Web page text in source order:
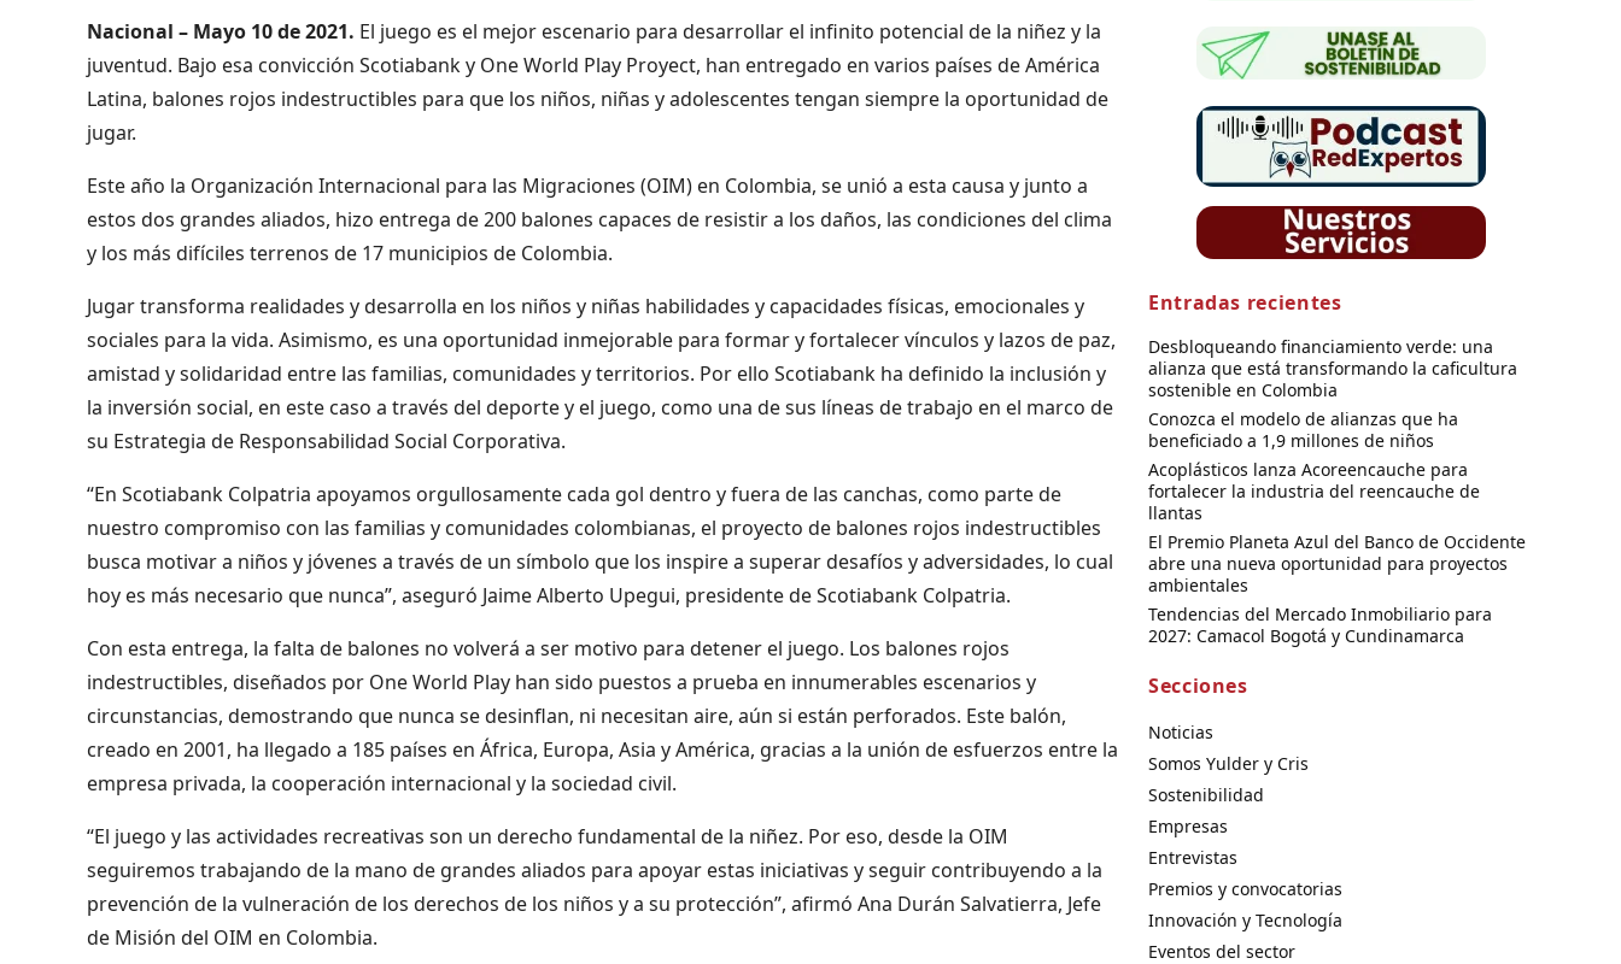
Nacional – Mayo 10 de 2021. El juego es el mejor escenario para desarrollar el infinito potencial de la niñez y la
juventud. Bajo esa convicción Scotiabank y One World Play Proyect, han entregado en varios países de América
Latina, balones rojos indestructibles para que los niños, niñas y adolescentes tengan siempre la oportunidad de
jugar.
Este año la Organización Internacional para las Migraciones (OIM) en Colombia, se unió a esta causa y junto a
estos dos grandes aliados, hizo entrega de 200 balones capaces de resistir a los daños, las condiciones del clima
y los más difíciles terrenos de 17 municipios de Colombia.
Jugar transforma realidades y desarrolla en los niños y niñas habilidades y capacidades físicas, emocionales y
sociales para la vida. Asimismo, es una oportunidad inmejorable para formar y fortalecer vínculos y lazos de paz,
amistad y solidaridad entre las familias, comunidades y territorios. Por ello Scotiabank ha definido la inclusión y
la inversión social, en este caso a través del deporte y el juego, como una de sus líneas de trabajo en el marco de
su Estrategia de Responsabilidad Social Corporativa.
“En Scotiabank Colpatria apoyamos orgullosamente cada gol dentro y fuera de las canchas, como parte de
nuestro compromiso con las familias y comunidades colombianas, el proyecto de balones rojos indestructibles
busca motivar a niños y jóvenes a través de un símbolo que los inspire a superar desafíos y adversidades, lo cual
hoy es más necesario que nunca”, aseguró Jaime Alberto Upegui, presidente de Scotiabank Colpatria.
Con esta entrega, la falta de balones no volverá a ser motivo para detener el juego. Los balones rojos
indestructibles, diseñados por One World Play han sido puestos a prueba en innumerables escenarios y
circunstancias, demostrando que nunca se desinflan, ni necesitan aire, aún si están perforados. Este balón,
creado en 2001, ha llegado a 185 países en África, Europa, Asia y América, gracias a la unión de esfuerzos entre la
empresa privada, la cooperación internacional y la sociedad civil.
“El juego y las actividades recreativas son un derecho fundamental de la niñez. Por eso, desde la OIM
seguiremos trabajando de la mano de grandes aliados para apoyar estas iniciativas y seguir contribuyendo a la
prevención de la vulneración de los derechos de los niños y a su protección”, afirmó Ana Durán Salvatierra, Jefe
de Misión del OIM en Colombia.
Entradas recientes
Desbloqueando financiamiento verde: una
alianza que está transformando la caficultura
sostenible en Colombia
Conozca el modelo de alianzas que ha
beneficiado a 1,9 millones de niños
Acoplásticos lanza Acoreencauche para
fortalecer la industria del reencauche de
llantas
El Premio Planeta Azul del Banco de Occidente
abre una nueva oportunidad para proyectos
ambientales
Tendencias del Mercado Inmobiliario para
2027: Camacol Bogotá y Cundinamarca
Secciones
Noticias
Somos Yulder y Cris
Sostenibilidad
Empresas
Entrevistas
Premios y convocatorias
Innovación y Tecnología
Eventos del sector